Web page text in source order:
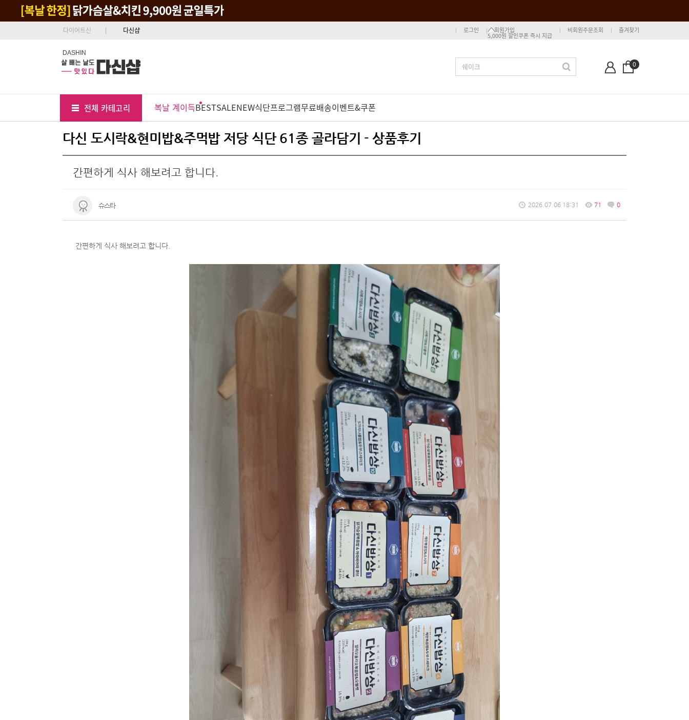
다이어트신 다신샵 로그인 회원가입
5,000원 할인쿠폰 즉시 지급
비회원주문조회 즐겨찾기
DASHIN
0
전체 카테고리 복날 계이득BESTSALENEW식단프로그램무료배송이벤트&쿠폰
다신 도시락&현미밥&주먹밥 저당 식단 61종 골라담기 - 상품후기
간편하게 식사 해보려고 합니다.
슈스타 2026.07.06 18:31 71 0
간편하게 식사 해보려고 합니다.